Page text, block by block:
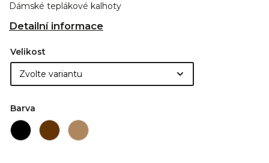
Dámské teplákové kalhoty
Detailní informace
Velikost
Barva